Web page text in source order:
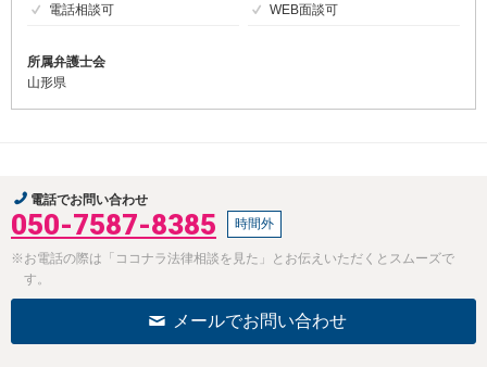
電話相談可
WEB面談可
所属弁護士会
山形県
電話でお問い合わせ
050-7587-8385 時間外
※お電話の際は「ココナラ法律相談を見た」とお伝えいただくとスムーズで
す。
メールでお問い合わせ